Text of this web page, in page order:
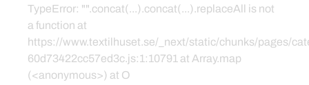
TypeError: "".concat(...).concat(...).replaceAll is not
a function at
https://www.textilhuset.se/_next/static/chunks/pages/
60d73422cc57ed3c.js:1:10791 at Array.map
(<anonymous>) at O